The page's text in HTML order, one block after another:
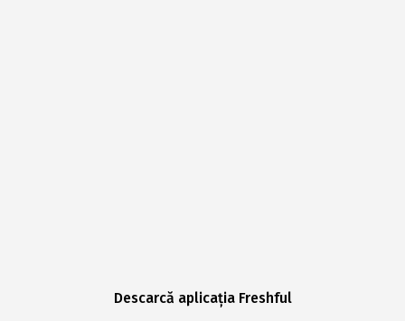
Descarcă aplicația Freshful